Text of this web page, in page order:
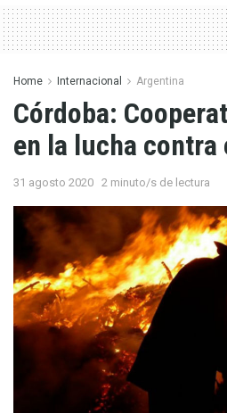
Home Internacional Argentina
Córdoba:
en la lucha contra
31 agosto 2020 2 minuto/s de lectura